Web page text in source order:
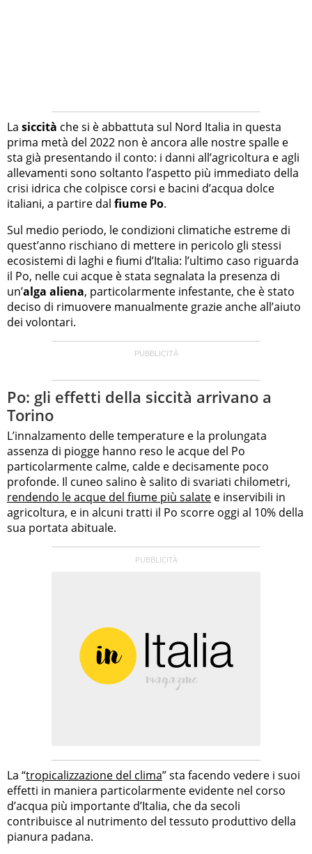
La siccità che si è abbattuta sul Nord Italia in questa
prima metà del 2022 non è ancora alle nostre spalle e
sta già presentando il conto: i danni all’agricoltura e agli
allevamenti sono soltanto l’aspetto più immediato della
crisi idrica che colpisce corsi e bacini d’acqua dolce
italiani, a partire dal fiume Po.
Sul medio periodo, le condizioni climatiche estreme di
quest’anno rischiano di mettere in pericolo gli stessi
ecosistemi di laghi e fiumi d’Italia: l’ultimo caso riguarda
il Po, nelle cui acque è stata segnalata la presenza di
un’alga aliena, particolarmente infestante, che è stato
deciso di rimuovere manualmente grazie anche all’aiuto
dei volontari.
Po: gli effetti della siccità arrivano a
Torino
L’innalzamento delle temperature e la prolungata
assenza di piogge hanno reso le acque del Po
particolarmente calme, calde e decisamente poco
profonde. Il cuneo salino è salito di svariati chilometri,
rendendo le acque del fiume più salate e inservibili in
agricoltura, e in alcuni tratti il Po scorre oggi al 10% della
sua portata abituale.
La “tropicalizzazione del clima” sta facendo vedere i suoi
effetti in maniera particolarmente evidente nel corso
d’acqua più importante d’Italia, che da secoli
contribuisce al nutrimento del tessuto produttivo della
pianura padana.